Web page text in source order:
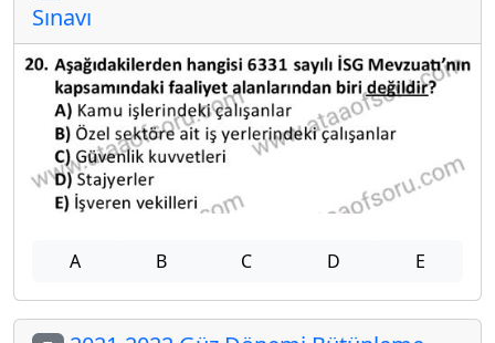
Sınavı
A B C D E